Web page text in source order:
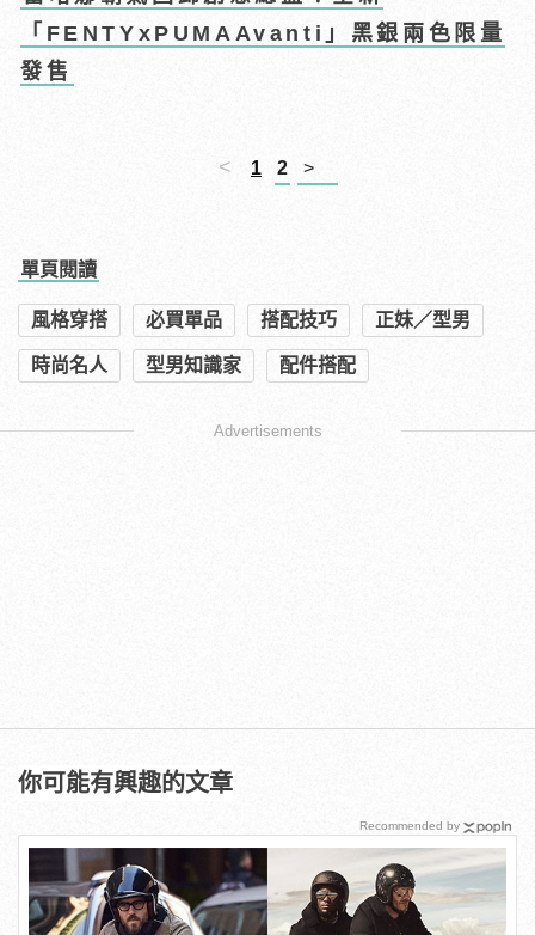
「FENTYxPUMAAvanti」黑銀兩色限量
發售
< 1 2 >
單頁閱讀
風格穿搭 必買單品 搭配技巧 正妹／型男
時尚名人 型男知識家 配件搭配
Advertisements
你可能有興趣的文章
Recommended by